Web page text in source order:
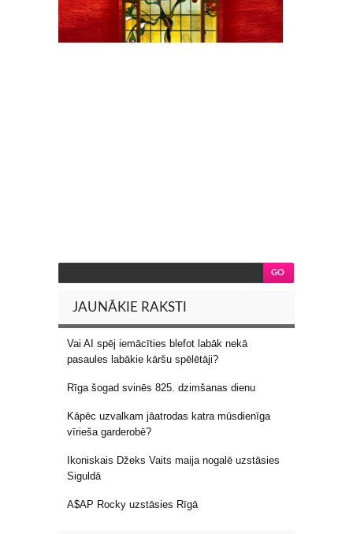
JAUNĀKIE RAKSTI
Vai AI spēj iemācīties blefot labāk nekā
pasaules labākie kāršu spēlētāji?
Rīga šogad svinēs 825. dzimšanas dienu
Kāpēc uzvalkam jāatrodas katra mūsdienīga
vīrieša garderobē?
Ikoniskais Džeks Vaits maija nogalē uzstāsies
Siguldā
A$AP Rocky uzstāsies Rīgā